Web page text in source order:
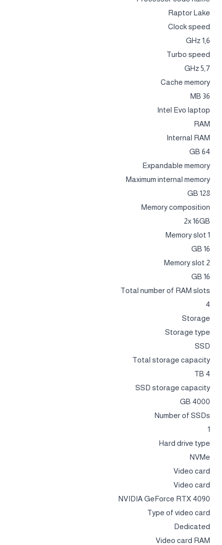
Raptor Lake
Clock speed
1,6 GHz
Turbo speed
5,7 GHz
Cache memory
36 MB
Intel Evo laptop
RAM
Internal RAM
64 GB
Expandable memory
Maximum internal memory
128 GB
Memory composition
2x 16GB
Memory slot 1
16 GB
Memory slot 2
16 GB
Total number of RAM slots
4
Storage
Storage type
SSD
Total storage capacity
4 TB
SSD storage capacity
4000 GB
Number of SSDs
1
Hard drive type
NVMe
Video card
Video card
NVIDIA GeForce RTX 4090
Type of video card
Dedicated
Video card RAM